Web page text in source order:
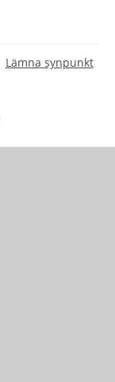
Lämna synpunkt